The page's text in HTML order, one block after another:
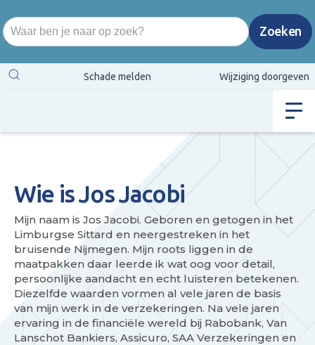
Schade melden Wijziging doorgeven
Wie is Jos Jacobi
Mijn naam is Jos Jacobi. Geboren en getogen in het
Limburgse Sittard en neergestreken in het
bruisende Nijmegen. Mijn roots liggen in de
maatpakken daar leerde ik wat oog voor detail,
persoonlijke aandacht en echt luisteren betekenen.
Diezelfde waarden vormen al vele jaren de basis
van mijn werk in de verzekeringen. Na vele jaren
ervaring in de financiële wereld bij Rabobank, Van
Lanschot Bankiers, Assicuro, SAA Verzekeringen en